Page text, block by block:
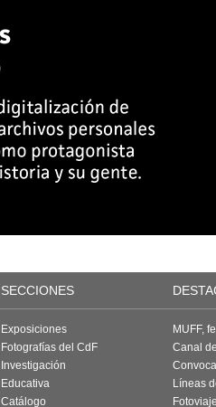
SECCIONES
Exposiciones
Fotografías del CdF
Investigación
Educativa
Catálogo
MUFF,
Canal
Líneas